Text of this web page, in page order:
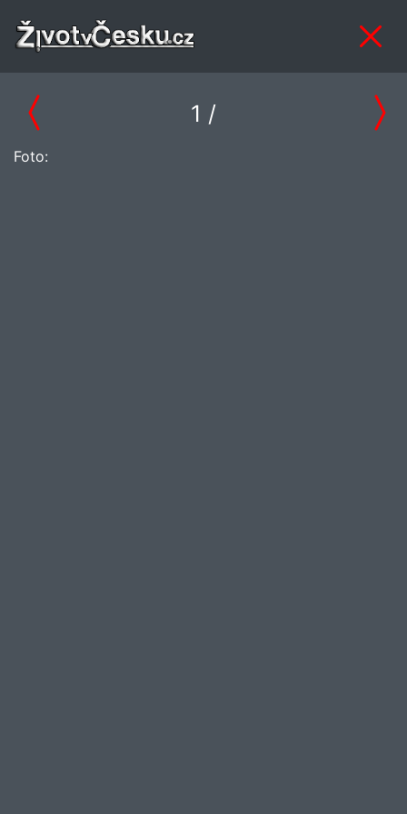
1 /
Foto: